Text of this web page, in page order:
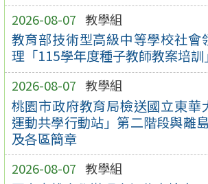
2026-08-07 教學組
教育部技術型高級中等學校社會
理「115學年度種子教師教案培訓」
2026-08-07 教學組
桃園市政府教育局檢送國立東華
運動共學行動站」第二階段與離
及各區簡章
2026-08-07 教學組